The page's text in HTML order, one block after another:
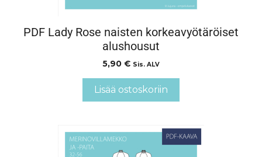
PDF Lady Rose naisten korkeavyötäröiset
alushousut
5,90 € Sis. ALV
Lisää ostoskoriin